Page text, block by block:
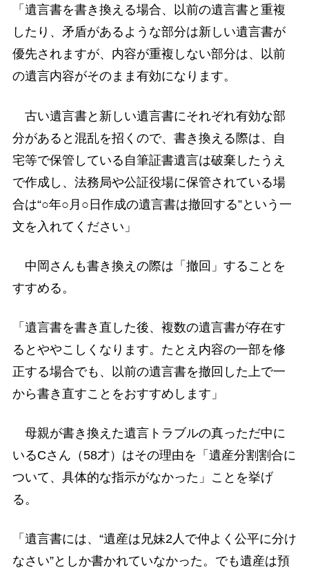
「遺言書を書き換える場合、以前の遺言書と重複
したり、矛盾があるような部分は新しい遺言書が
優先されますが、内容が重複しない部分は、以前
の遺言内容がそのまま有効になります。
古い遺言書と新しい遺言書にそれぞれ有効な部
分があると混乱を招くので、書き換える際は、自
宅等で保管している自筆証書遺言は破棄したうえ
で作成し、法務局や公証役場に保管されている場
合は“○年○月○日作成の遺言書は撤回する”という一
文を入れてください」
中岡さんも書き換えの際は「撤回」することを
すすめる。
「遺言書を書き直した後、複数の遺言書が存在す
るとややこしくなります。たとえ内容の一部を修
正する場合でも、以前の遺言書を撤回した上で一
から書き直すことをおすすめします」
母親が書き換えた遺言トラブルの真っただ中に
いるCさん（58才）はその理由を「遺産分割割合に
ついて、具体的な指示がなかった」ことを挙げ
る。
「遺言書には、“遺産は兄妹2人で仲よく公平に分け
なさい”としか書かれていなかった。でも遺産は預